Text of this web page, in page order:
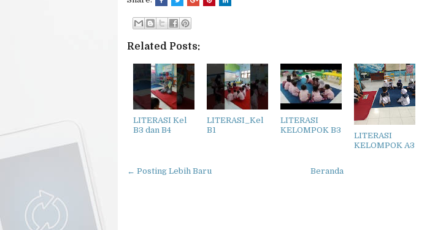
Related Posts:
LITERASI Kel
B3 dan B4
LITERASI_Kel
B1
LITERASI
KELOMPOK B3
LITERASI
KELOMPOK A3
← Posting Lebih Baru Beranda